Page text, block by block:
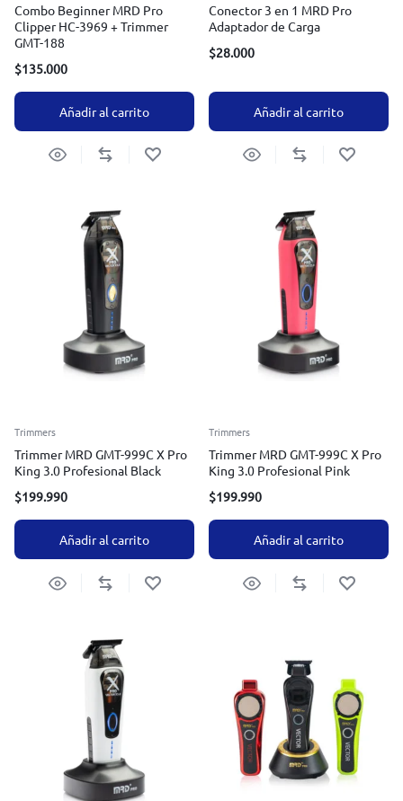
Combo Beginner MRD Pro
Clipper HC-3969 + Trimmer
GMT-188
$135.000
Añadir al carrito
Conector 3 en 1 MRD Pro
Adaptador de Carga
$28.000
Añadir al carrito
Trimmers
Trimmer MRD GMT-999C X Pro
King 3.0 Profesional Black
$199.990
Añadir al carrito
Trimmers
Trimmer MRD GMT-999C X Pro
King 3.0 Profesional Pink
$199.990
Añadir al carrito